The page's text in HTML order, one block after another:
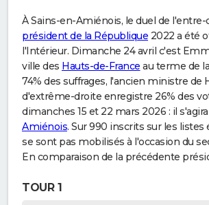
À Sains-en-Amiénois, le duel de
président de la République 2022 a été
l'Intérieur. Dimanche 24 avril c'est
ville des Hauts-de-France au terme de
74% des suffrages, l'ancien ministre de
d'extrême-droite enregistre 26% des
dimanches 15 et 22 mars 2026 : il
Amiénois. Sur 990 inscrits sur les
se sont pas mobilisés à l'occasion du
En comparaison de la précédente
TOUR 1